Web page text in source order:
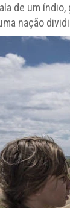
de um
nação